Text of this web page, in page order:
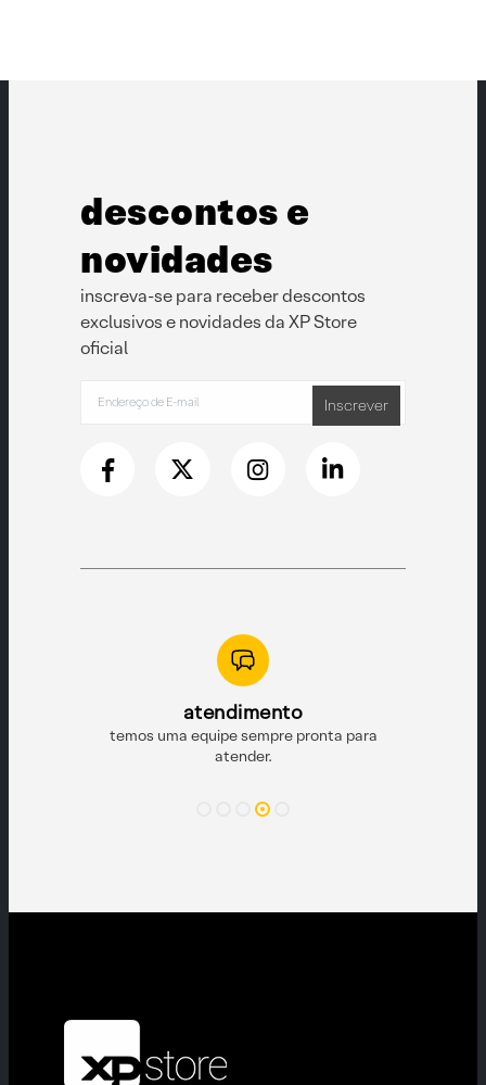
descontos e
novidades
inscreva-se para receber descontos
exclusivos e novidades da XP Store
oficial
Inscrever